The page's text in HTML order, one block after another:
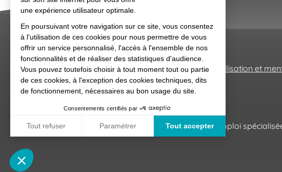
Nous contacter Conditions générales d'utilisation et
Synergie Care, réseau d'agences d'emploi